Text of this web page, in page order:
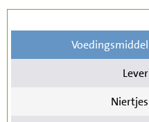
Voedingsmiddel
Lever
Niertjes